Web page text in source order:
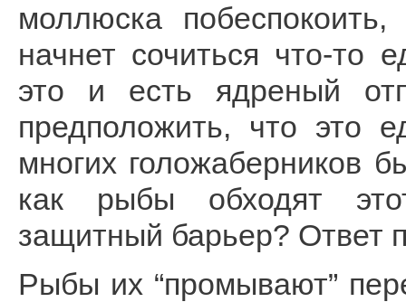
моллюска
начнет сочиться что-то
это и есть ядреный
предположить, что это
многих голожаберников
как рыбы обходят
защитный барьер? Ответ
Рыбы их “промывают”